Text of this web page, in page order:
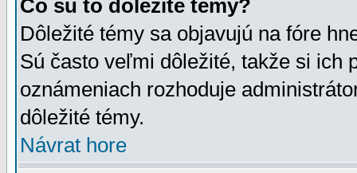
Čo sú to dôležité témy?
Dôležité témy sa objavujú na fóre
Sú často veľmi dôležité, takže si ich
oznámeniach rozhoduje
dôležité témy.
Návrat hore